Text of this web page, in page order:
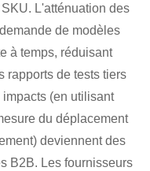
L'atténuation des
de modèles
à temps, réduisant
rapports de tests tiers
impacts (en utilisant
du déplacement
deviennent des
B2B. Les fournisseurs